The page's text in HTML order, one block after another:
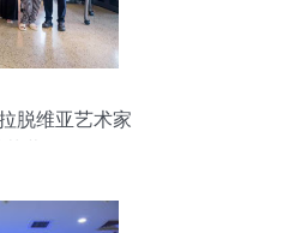
脱维亚艺术家